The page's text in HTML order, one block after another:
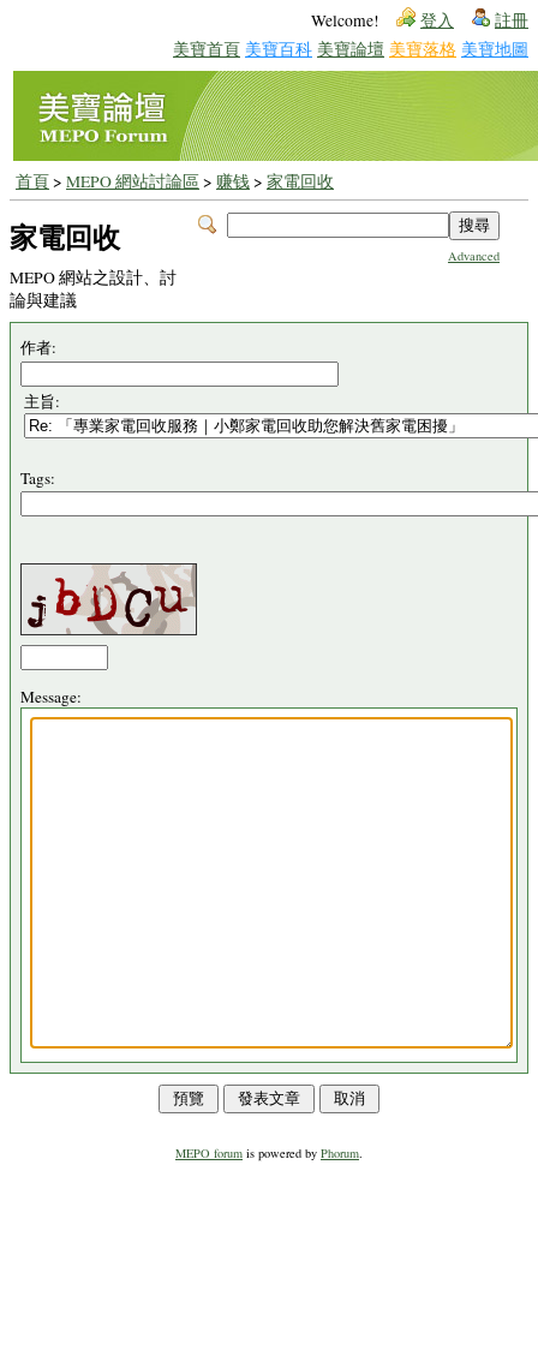
Welcome! 登入 註冊
美寶首頁 美寶百科 美寶論壇 美寶落格 美寶地圖
首頁> MEPO 網站討論區> 赚钱> 家電回收
Advanced
家電回收
MEPO 網站之設計、討
論與建議
作者:
主旨:
Tags:
Message:
MEPO forum is powered by Phorum.